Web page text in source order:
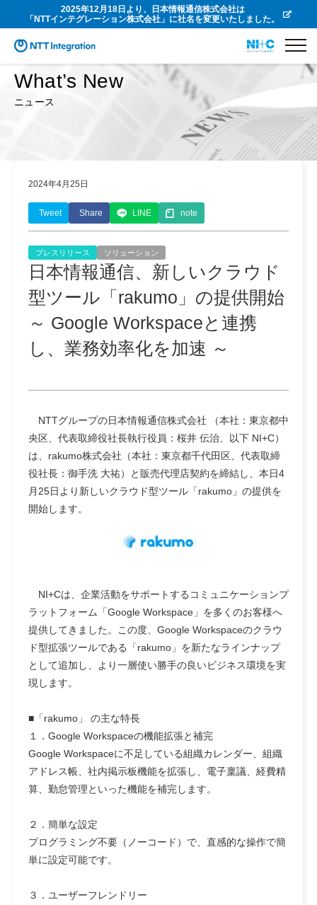
2025年12月18日より、日本情報通信株式会社は
「NTTインテグレーション株式会社」に社名を変更いたしました。
What’s New
ニュース
2024年4月25日
Tweet Share LINE note
プレスリリース ソリューション
日本情報通信、新しいクラウド
型ツール「rakumo」の提供開始
～ Google Workspaceと連携
し、業務効率化を加速 ～
NTTグループの日本情報通信株式会社 （本社：東京都中
央区、代表取締役社長執行役員：桜井 伝治、以下 NI+C）
は、rakumo株式会社（本社：東京都千代田区、代表取締
役社長：御手洗 大祐）と販売代理店契約を締結し、本日4
月25日より新しいクラウド型ツール「rakumo」の提供を
開始します。
NI+Cは、企業活動をサポートするコミュニケーションプ
ラットフォーム「Google Workspace」を多くのお客様へ
提供してきました。この度、Google Workspaceのクラウ
ド型拡張ツールである「rakumo」を新たなラインナップ
として追加し、より一層使い勝手の良いビジネス環境を実
現します。
■「rakumo」 の主な特長
１．Google Workspaceの機能拡張と補完
Google Workspaceに不足している組織カレンダー、組織
アドレス帳、社内掲示板機能を拡張し、電子稟議、経費精
算、勤怠管理といった機能を補完します。
２．簡単な設定
プログラミング不要（ノーコード）で、直感的な操作で簡
単に設定可能です。
３．ユーザーフレンドリー